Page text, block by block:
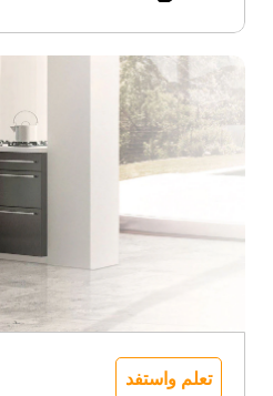
تعلم واستفد